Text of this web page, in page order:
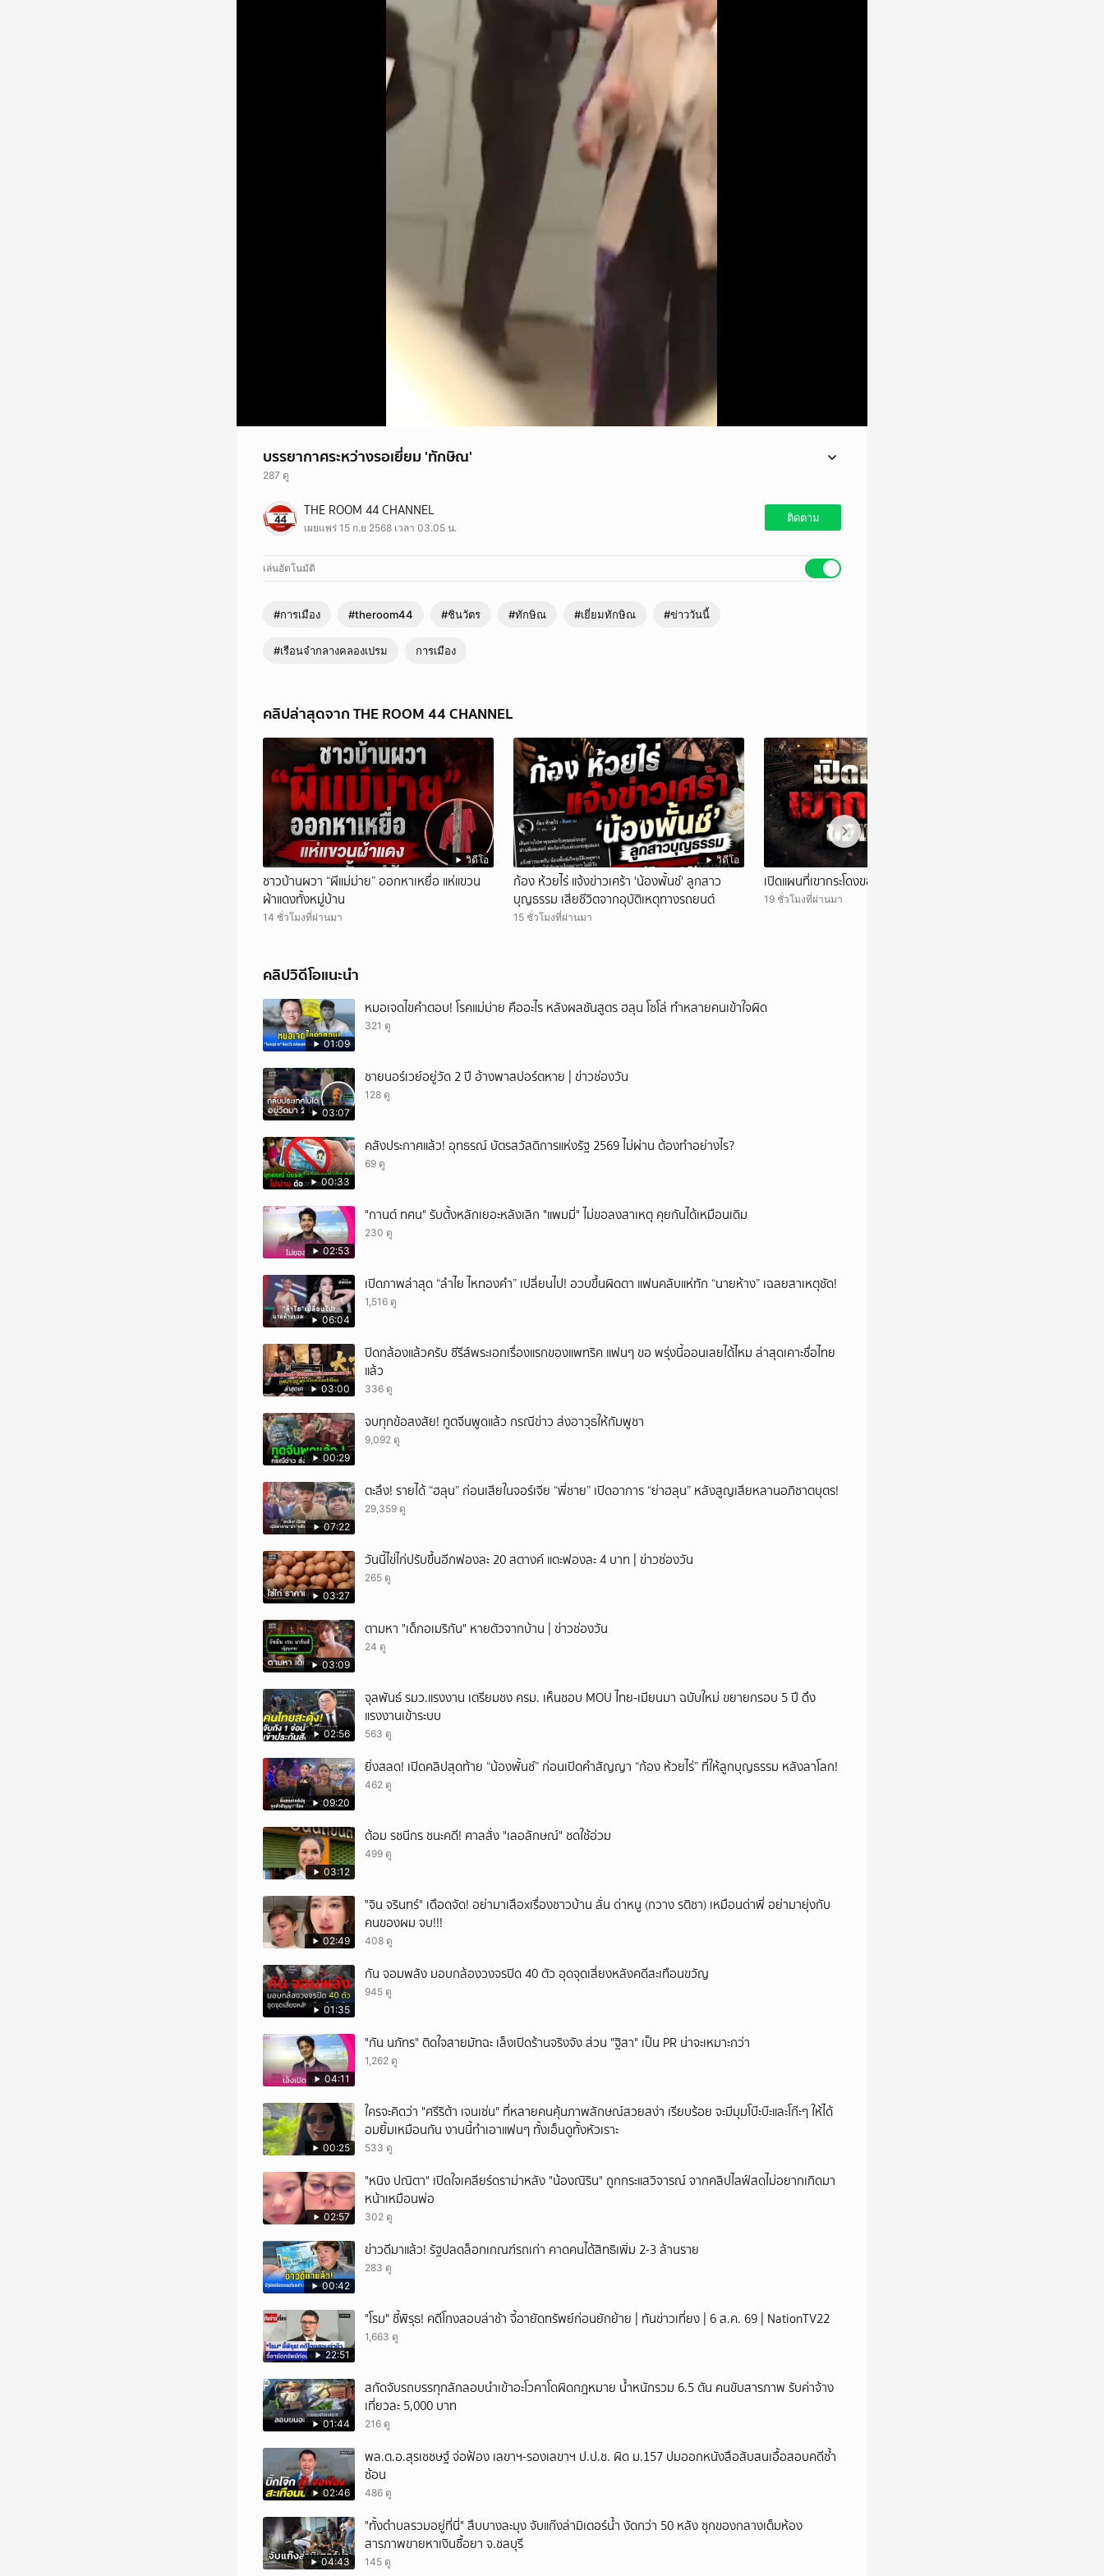
บรรยากาศระหว่างรอเยี่ยม 'ทักษิณ'
287 ดู
บรรยากาศระหว่างรอเยี่ยม 'ทักษิณ'
#ชินวัตร #ทักษิณ #เยี่ยมทักษิณ #เรือนจำกลางคลองเปรม #ข่าววันนี้ #theroom44
THE ROOM 44 CHANNEL
เผยแพร่ 15 ก.ย 2568 เวลา 03.05 น.
ติดตาม
เล่นอัตโนมัติ
#การเมือง #theroom44 #ชินวัตร #ทักษิณ #เยี่ยมทักษิณ #ข่าววันนี้
#เรือนจำกลางคลองเปรม การเมือง
คลิปล่าสุดจาก THE ROOM 44 CHANNEL
วิดีโอ
ชาวบ้านผวา “ผีแม่ม่าย” ออกหาเหยื่อ แห่แขวน
ผ้าแดงทั้งหมู่บ้าน
14 ชั่วโมงที่ผ่านมา
วิดีโอ
ก้อง ห้วยไร่ แจ้งข่าวเศร้า 'น้องพั้นช์' ลูกสาว
บุญธรรม เสียชีวิตจากอุบัติเหตุทางรถยนต์
15 ชั่วโมงที่ผ่านมา
เปิดแผนที่เขากระโดงของรฟท
19 ชั่วโมงที่ผ่านมา
คลิปวิดีโอแนะนำ
01:09
หมอเจดไขคำตอบ! โรคแม่ม่าย คืออะไร หลังผลชันสูตร ฮลุน โซโล่ ทำหลายคนเข้าใจผิด
321 ดู
03:07
ชายนอร์เวย์อยู่วัด 2 ปี อ้างพาสปอร์ตหาย | ข่าวช่องวัน
128 ดู
00:33
คลังประกาศแล้ว! อุทธรณ์ บัตรสวัสดิการแห่งรัฐ 2569 ไม่ผ่าน ต้องทำอย่างไร?
69 ดู
02:53
"กานต์ ทศน" รับตั้งหลักเยอะหลังเลิก "แพมมี่" ไม่ขอลงสาเหตุ คุยกันได้เหมือนเดิม
230 ดู
06:04
เปิดภาพล่าสุด “ลำไย ไหทองคำ” เปลี่ยนไป! อวบขึ้นผิดตา แฟนคลับแห่ทัก “นายห้าง” เฉลยสาเหตุชัด!
1,516 ดู
03:00
ปิดกล้องแล้วครับ ซีรีส์พระเอกเรื่องแรกของแพทริค แฟนๆ ขอ พรุ่งนี้ออนเลยได้ไหม ล่าสุดเคาะชื่อไทย
แล้ว
336 ดู
00:29
จบทุกข้อสงสัย! ทูตจีนพูดแล้ว กรณีข่าว ส่งอาวุธให้กัมพูชา
9,092 ดู
07:22
ตะลึง! รายได้ “ฮลุน” ก่อนเสียในจอร์เจีย “พี่ชาย” เปิดอาการ “ย่าฮลุน” หลังสูญเสียหลานอภิชาตบุตร!
29,359 ดู
03:27
วันนี้ไข่ไก่ปรับขึ้นอีกฟองละ 20 สตางค์ แตะฟองละ 4 บาท | ข่าวช่องวัน
265 ดู
03:09
ตามหา "เด็กอเมริกัน" หายตัวจากบ้าน | ข่าวช่องวัน
24 ดู
02:56
จุลพันธ์ รมว.แรงงาน เตรียมชง ครม. เห็นชอบ MOU ไทย-เมียนมา ฉบับใหม่ ขยายกรอบ 5 ปี ดึง
แรงงานเข้าระบบ
563 ดู
09:20
ยิ่งสลด! เปิดคลิปสุดท้าย “น้องพั้นช์” ก่อนเปิดคำสัญญา “ก้อง ห้วยไร่” ที่ให้ลูกบุญธรรม หลังลาโลก!
462 ดู
03:12
ต้อม รชนีกร ชนะคดี! ศาลสั่ง "เลอลักษณ์" ชดใช้อ่วม
499 ดู
02:49
ั่"จิน จรินทร์" เดือดจัด! อย่ามาเสือxเรื่องชาวบ้าน ลั่น ด่าหนู (กวาง รติชา) เหมือนด่าพี่ อย่ามายุ่งกับ
คนของผม จบ!!!
408 ดู
01:35
กัน จอมพลัง มอบกล้องวงจรปิด 40 ตัว อุดจุดเสี่ยงหลังคดีสะเทือนขวัญ
945 ดู
04:11
"กัน นภัทร" ติดใจสายมัทฉะ เล็งเปิดร้านจริงจัง ส่วน "ฐิสา" เป็น PR น่าจะเหมาะกว่า
1,262 ดู
00:25
ใครจะคิดว่า "ศรีริต้า เจนเซ่น" ที่หลายคนคุ้นภาพลักษณ์สวยสง่า เรียบร้อย จะมีมุมโบ๊ะบ๊ะและโก๊ะๆ ให้ได้
อมยิ้มเหมือนกัน งานนี้ทำเอาแฟนๆ ทั้งเอ็นดูทั้งหัวเราะ
533 ดู
02:57
"หนิง ปณิตา" เปิดใจเคลียร์ดราม่าหลัง "น้องณิริน" ถูกกระแสวิจารณ์ จากคลิปไลฟ์สดไม่อยากเกิดมา
หน้าเหมือนพ่อ
302 ดู
00:42
ข่าวดีมาแล้ว! รัฐปลดล็อกเกณฑ์รถเก่า คาดคนได้สิทธิเพิ่ม 2-3 ล้านราย
283 ดู
22:51
"โรม" ชี้พิรุธ! คดีโกงสอบล่าช้า จี้อายัดทรัพย์ก่อนยักย้าย | ทันข่าวเที่ยง | 6 ส.ค. 69 | NationTV22
1,663 ดู
01:44
สกัดจับรถบรรทุกลักลอบนำเข้าอะโวคาโดผิดกฎหมาย น้ำหนักรวม 6.5 ตัน คนขับสารภาพ รับค่าจ้าง
เที่ยวละ 5,000 บาท
216 ดู
02:46
พล.ต.อ.สุรเชชษฐ์ จ่อฟ้อง เลขาฯ-รองเลขาฯ ป.ป.ช. ผิด ม.157 ปมออกหนังสือสับสนเอื้อสอบคดีซ้ำ
ซ้อน
486 ดู
04:43
"ทั้งตำบลรวมอยู่ที่นี่" สืบบางละมุง จับแก๊งล่ามิเตอร์น้ำ งัดกว่า 50 หลัง ซุกของกลางเต็มห้อง
สารภาพขายหาเงินซื้อยา จ.ชลบุรี
145 ดู
ยกเลิก